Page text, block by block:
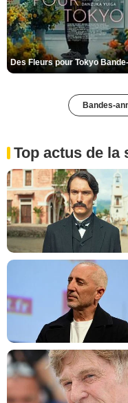
Bandes-
Top actus de la